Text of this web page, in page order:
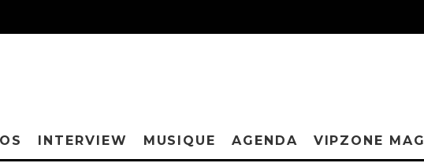
INTERVIEW MUSIQUE AGENDA VIPZONE MAG